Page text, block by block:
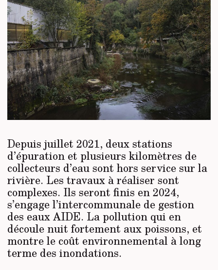
Depuis juillet 2021, deux stations
d’épuration et plusieurs kilomètres de
collecteurs d’eau sont hors service sur la
rivière. Les travaux à réaliser sont
complexes. Ils seront finis en 2024,
s’engage l’intercommunale de gestion
des eaux AIDE. La pollution qui en
découle nuit fortement aux poissons, et
montre le coût environnemental à long
terme des inondations.